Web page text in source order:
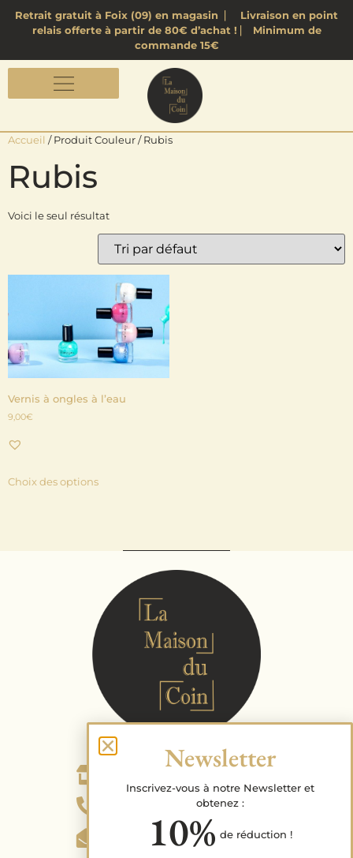
Retrait gratuit à Foix (09) en magasin ⎸ Livraison en point
relais offerte à partir de 80€ d’achat ! ⎸ Minimum de
commande 15€
Accueil / Produit Couleur / Rubis
Rubis
Voici le seul résultat
Vernis à ongles à l’eau
9,00€
Choix des options
Écrivez-nous
Newsletter
Inscrivez-vous à notre Newsletter et
obtenez :
10% de réduction !